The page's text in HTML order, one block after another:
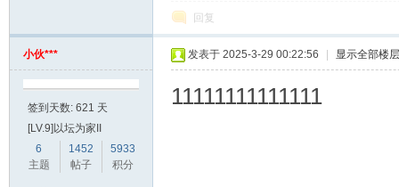
回复
小伙***
签到天数: 621 天
[LV.9]以坛为家II
6
主题
1452
帖子
5933
积分
发表于 2025-3-29 00:22:56 显示全部楼层
11111111111111